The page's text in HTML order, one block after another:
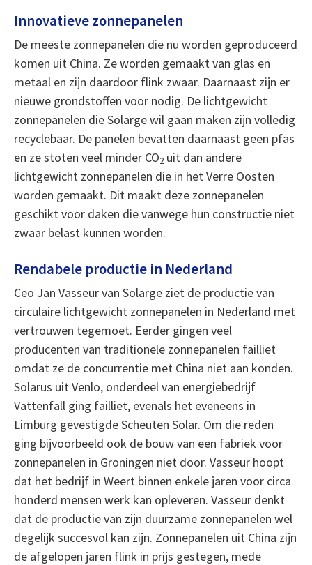
Innovatieve zonnepanelen
De meeste zonnepanelen die nu worden geproduceerd
komen uit China. Ze worden gemaakt van glas en
metaal en zijn daardoor flink zwaar. Daarnaast zijn er
nieuwe grondstoffen voor nodig. De lichtgewicht
zonnepanelen die Solarge wil gaan maken zijn volledig
recyclebaar. De panelen bevatten daarnaast geen pfas
en ze stoten veel minder CO2 uit dan andere
lichtgewicht zonnepanelen die in het Verre Oosten
worden gemaakt. Dit maakt deze zonnepanelen
geschikt voor daken die vanwege hun constructie niet
zwaar belast kunnen worden.
Rendabele productie in Nederland
Ceo Jan Vasseur van Solarge ziet de productie van
circulaire lichtgewicht zonnepanelen in Nederland met
vertrouwen tegemoet. Eerder gingen veel
producenten van traditionele zonnepanelen failliet
omdat ze de concurrentie met China niet aan konden.
Solarus uit Venlo, onderdeel van energiebedrijf
Vattenfall ging failliet, evenals het eveneens in
Limburg gevestigde Scheuten Solar. Om die reden
ging bijvoorbeeld ook de bouw van een fabriek voor
zonnepanelen in Groningen niet door. Vasseur hoopt
dat het bedrijf in Weert binnen enkele jaren voor circa
honderd mensen werk kan opleveren. Vasseur denkt
dat de productie van zijn duurzame zonnepanelen wel
degelijk succesvol kan zijn. Zonnepanelen uit China zijn
de afgelopen jaren flink in prijs gestegen, mede